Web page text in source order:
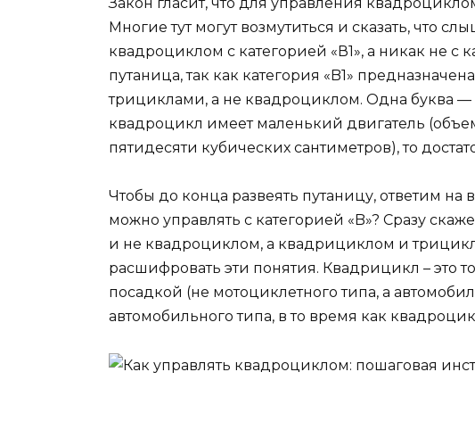
Многие тут могут возмутиться и сказать, что
квадроциклом с категорией «В1», а никак не с
путаница, так как категория «B1»
трициклами, а не квадроциклом. Одна буква —
квадроцикл имеет маленький двигатель
пятидесяти кубических сантиметров), то
Чтобы до конца развеять путаницу, ответим
можно управлять с категорией «B»? Сразу
и не квадроциклом, а квадрициклом и
расшифровать эти понятия. Квадрицикл – это
посадкой (не мотоциклетного типа, а
автомобильного типа, в то время как